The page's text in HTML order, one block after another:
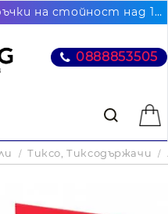
Безплатна доставка за поръчки на стойност над 102.26€ / 200лв. до най-близкия до Вас офис на Еконт
0888853505
Тиксо, Тиксодържачи